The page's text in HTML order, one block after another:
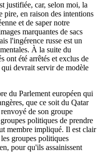
justifiée, car, selon moi, la
pire, en raison des intentions
et de saper notre
marquantes de sacs
l'ingérence russe est un
À la suite du
ont été arrêtés et exclus de
devrait servir de modèle
du Parlement européen qui
que ce soit du Qatar
de son groupe
politiques de prendre
membre impliqué. Il est clair
groupes politiques
pour qu'ils assainissent